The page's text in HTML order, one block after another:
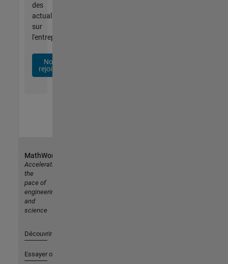
des
actualités
sur
l'entreprise.
Nous
rejoindre
MathWorks
Accelerating
the
pace of
engineering
and
science
Découvrir les produits
Essayer ou acheter